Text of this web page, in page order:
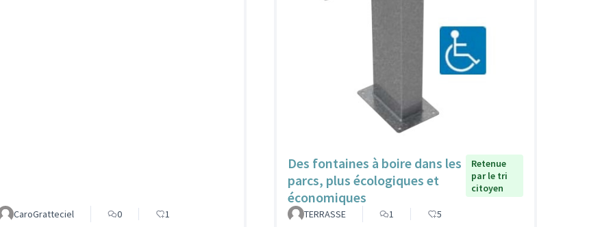
CaroGratteciel 0 1
Des fontaines à boire dans les
parcs, plus écologiques et
économiques
Retenue
par le tri
citoyen
TERRASSE 1 5